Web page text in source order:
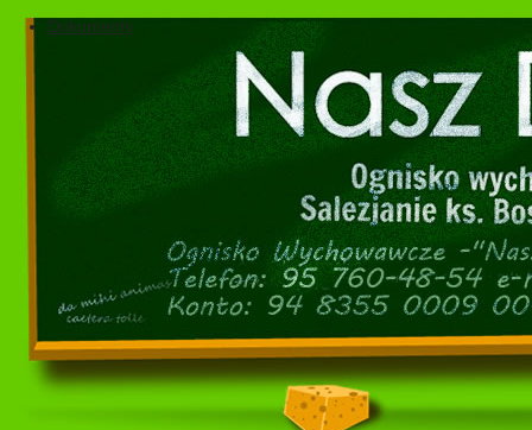
Dokumenty